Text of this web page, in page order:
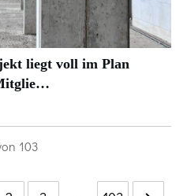
liegt voll im Plan
103